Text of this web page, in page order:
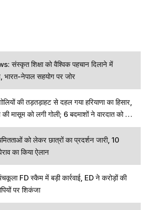
शिक्षा को वैश्विक पहचान दिलाने में
भारत-नेपाल सहयोग पर जोर
की तड़तड़ाहट से दहल गया हरियाणा का हिसार,
मासूम को लगी गोली; 6 बदमाशों ने वारदात को दिया
को लेकर छात्रों का प्रदर्शन जारी, 10
का किया ऐलान
FD स्कैम में बड़ी कार्रवाई, ED ने करोड़ों की
पर शिकंजा